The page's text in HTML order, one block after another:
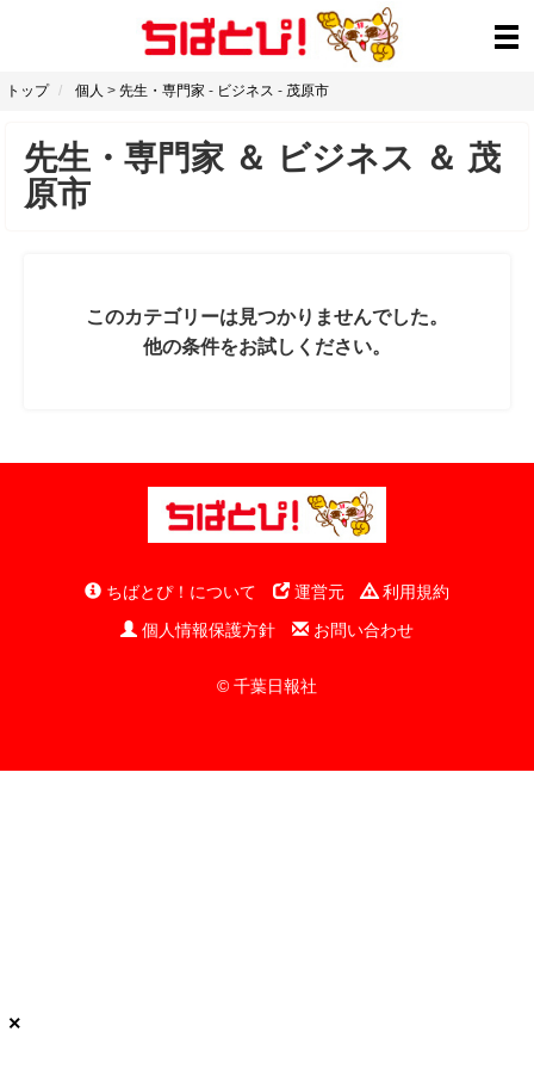
トップ 個人 > 先生・専門家 - ビジネス - 茂原市
先生・専門家 ＆ ビジネス ＆ 茂
原市
このカテゴリーは見つかりませんでした。
他の条件をお試しください。
ちばとぴ！について 運営元
利用規約
個人情報保護方針
お問い合わせ
© 千葉日報社
×